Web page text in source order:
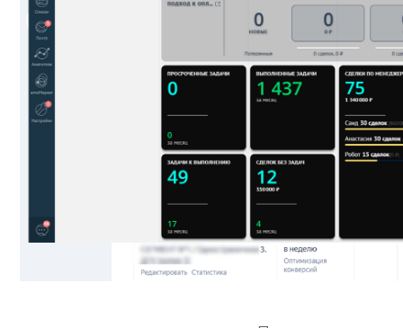
Посмотрите, как мы